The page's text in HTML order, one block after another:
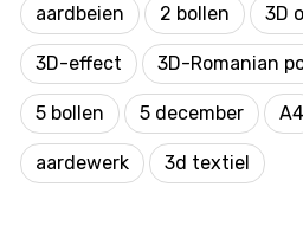
aardbeien 2 bollen 3D
3D-effect 3D-Romanian
5 bollen 5 december A4
aardewerk 3d textiel